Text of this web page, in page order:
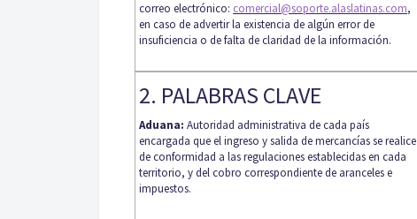
correo electrónico: comercial@soporte.alaslatinas.com,
en caso de advertir la existencia de algún error de
insuficiencia o de falta de claridad de la información.
2. PALABRAS CLAVE
Aduana: Autoridad administrativa de cada país
encargada que el ingreso y salida de mercancías se realice
de conformidad a las regulaciones establecidas en cada
territorio, y del cobro correspondiente de aranceles e
impuestos.